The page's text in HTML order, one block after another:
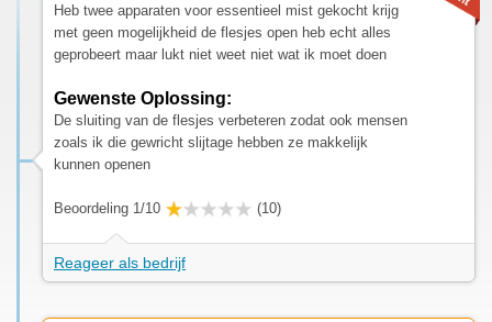
Heb twee apparaten voor essentieel mist gekocht krijg
met geen mogelijkheid de flesjes open heb echt alles
geprobeert maar lukt niet weet niet wat ik moet doen
Gewenste Oplossing:
De sluiting van de flesjes verbeteren zodat ook mensen
zoals ik die gewricht slijtage hebben ze makkelijk
kunnen openen
Beoordeling 1/10 (10)
Reageer als bedrijf